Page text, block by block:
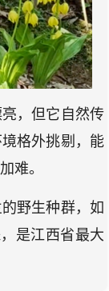
，但它自然传
格外挑剔，能
难。
野生种群，如
是江西省最大